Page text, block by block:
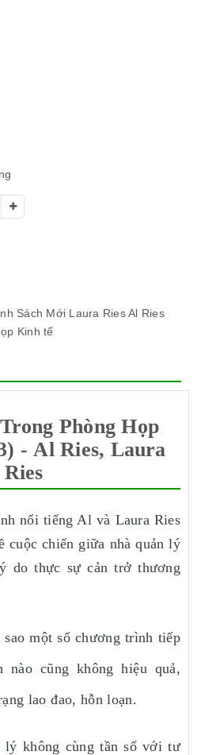
Sách Mới Laura Ries Al Ries
Kinh tế
Phòng Họp
- Al Ries, Laura
Ries
nổi tiếng Al và Laura Ries
cuộc chiến giữa nhà quản lý
do thực sự cản trở thương
một số chương trình tiếp
cũng không hiệu quả,
lao đao, hỗn loạn.
lý không cùng tần số với tư